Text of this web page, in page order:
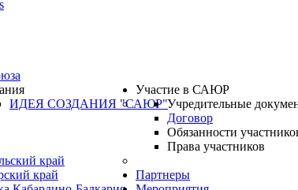
ИДЕЯ СОЗДАНИЯ "САЮР"
Участие в САЮР
Учредительные
Договор
Обязанности
Права участников
край
край
Партнеры